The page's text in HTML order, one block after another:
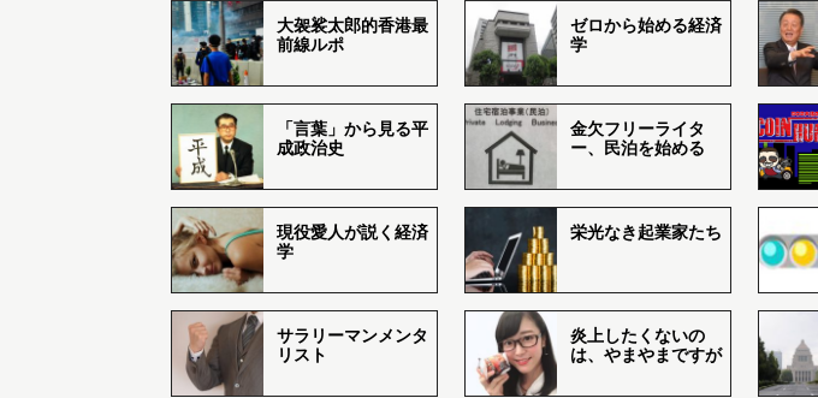
大袈裟太郎的香港最
前線ルポ
ゼロから始める経済
学
「言葉」から見る平
成政治史
金欠フリーライタ
ー、民泊を始める
現役愛人が説く経済
学
栄光なき起業家たち
サラリーマンメンタ
リスト
炎上したくないの
は、やまやまですが